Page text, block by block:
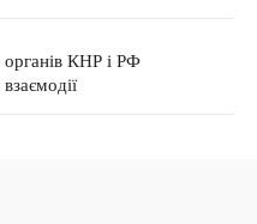
органів КНР і РФ